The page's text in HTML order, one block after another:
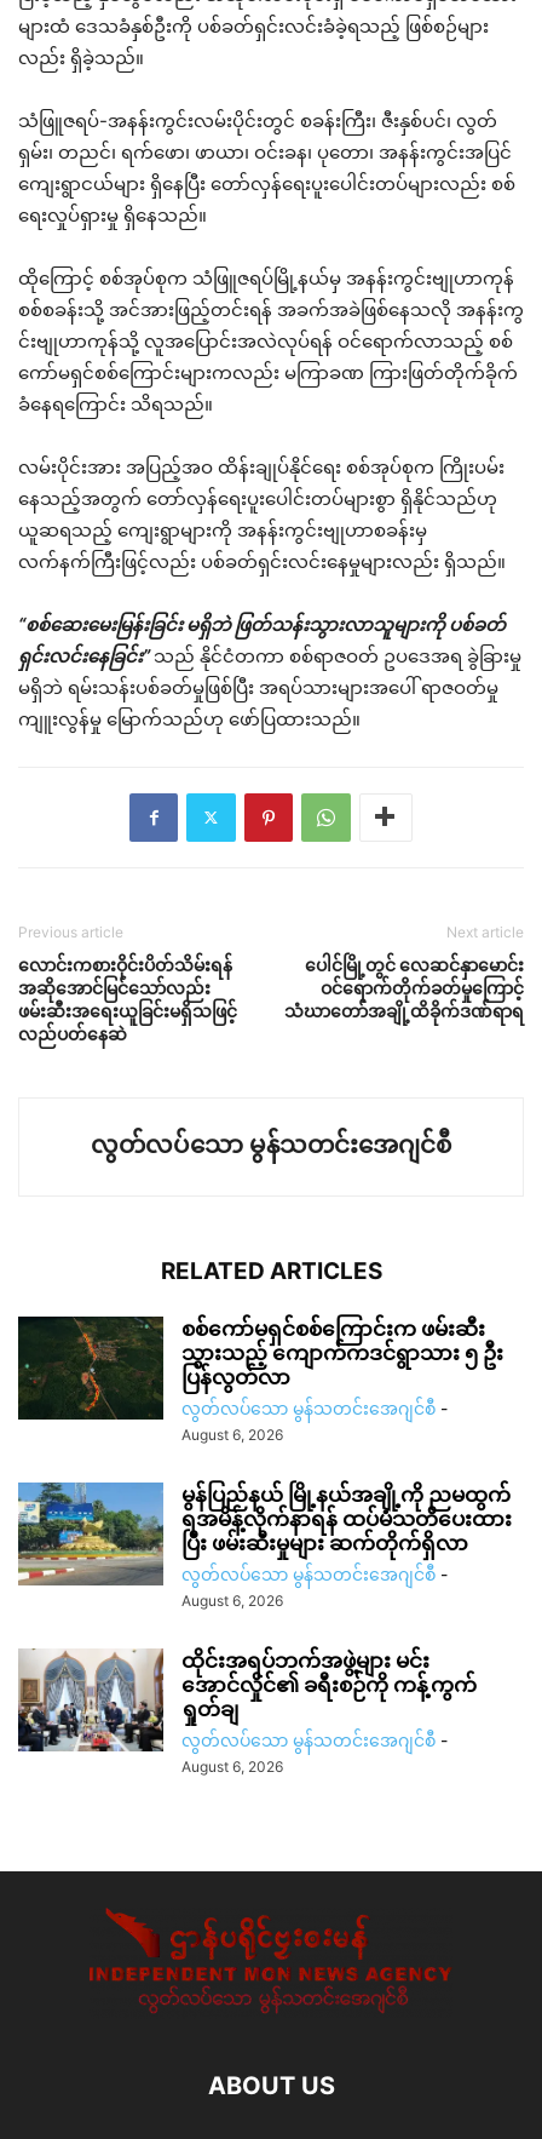
များထံ ဒေသခံနှစ်ဦးကို ပစ်ခတ်ရှင်းလင်းခံခဲ့ရသည့် ဖြစ်စဉ်များ
လည်း ရှိခဲ့သည်။
သံဖြူဇရပ်-အနန်းကွင်းလမ်းပိုင်းတွင် စခန်းကြီး၊ ဇီးနှစ်ပင်၊ လွတ်
ရှမ်း၊ တညင်၊ ရက်ဖော၊ ဖာယာ၊ ဝင်းခန၊ ပုတော၊ အနန်းကွင်းအပြင်
ကျေးရွာငယ်များ ရှိနေပြီး တော်လှန်ရေးပူးပေါင်းတပ်များလည်း စစ်
ရေးလှုပ်ရှားမှု ရှိနေသည်။
ထိုကြောင့် စစ်အုပ်စုက သံဖြူဇရပ်မြို့နယ်မှ အနန်းကွင်းဗျုဟာကုန်
စစ်စခန်းသို့ အင်အားဖြည့်တင်းရန် အခက်အခဲဖြစ်နေသလို အနန်းကွ
င်းဗျုဟာကုန်သို့ လူအပြောင်းအလဲလုပ်ရန် ဝင်ရောက်လာသည့် စစ်
ကော်မရှင်စစ်ကြောင်းများကလည်း မကြာခဏ ကြားဖြတ်တိုက်ခိုက်
ခံနေရကြောင်း သိရသည်။
လမ်းပိုင်းအား အပြည့်အဝ ထိန်းချုပ်နိုင်ရေး စစ်အုပ်စုက ကြိုးပမ်း
နေသည့်အတွက် တော်လှန်ရေးပူးပေါင်းတပ်များစွာ ရှိနိုင်သည်ဟု
ယူဆရသည့် ကျေးရွာများကို အနန်းကွင်းဗျုဟာစခန်းမှ
လက်နက်ကြီးဖြင့်လည်း ပစ်ခတ်ရှင်းလင်းနေမှုများလည်း ရှိသည်။
“စစ်ဆေးမေးမြန်းခြင်း မရှိဘဲ ဖြတ်သန်းသွားလာသူများကို ပစ်ခတ်
ရှင်းလင်းနေခြင်း”သည် နိုင်ငံတကာ စစ်ရာဇဝတ် ဥပဒေအရ ခွဲခြားမှု
မရှိဘဲ ရမ်းသန်းပစ်ခတ်မှုဖြစ်ပြီး အရပ်သားများအပေါ် ရာဇဝတ်မှု
ကျူးလွန်မှု မြောက်သည်ဟု ဖော်ပြထားသည်။
Previous article
လောင်းကစားဝိုင်းပိတ်သိမ်းရန်
အဆိုအောင်မြင်သော်လည်း
ဖမ်းဆီးအရေးယူခြင်းမရှိသဖြင့်
လည်ပတ်နေဆဲ
Next article
ပေါင်မြို့တွင် လေဆင်နှာမောင်း
ဝင်ရောက်တိုက်ခတ်မှုကြောင့်
သံဃာတော်အချို့ထိခိုက်ဒဏ်ရာရ
လွတ်လပ်သော မွန်သတင်းအေဂျင်စီ
RELATED ARTICLES
စစ်ကော်မရှင်စစ်ကြောင်းက ဖမ်းဆီး
သွားသည့် ကျောက်ကဒင်ရွာသား ၅ ဦး
ပြန်လွတ်လာ
လွတ်လပ်သော မွန်သတင်းအေဂျင်စီ -
August 6, 2026
မွန်ပြည်နယ် မြို့နယ်အချို့ကို ညမထွက်
ရအမိန့်လိုက်နာရန် ထပ်မံသတိပေးထား
ပြီး ဖမ်းဆီးမှုများ ဆက်တိုက်ရှိလာ
လွတ်လပ်သော မွန်သတင်းအေဂျင်စီ -
August 6, 2026
ထိုင်းအရပ်ဘက်အဖွဲ့များ မင်း
အောင်လှိုင်၏ ခရီးစဉ်ကို ကန့်ကွက်
ရှုတ်ချ
လွတ်လပ်သော မွန်သတင်းအေဂျင်စီ -
August 6, 2026
ABOUT US